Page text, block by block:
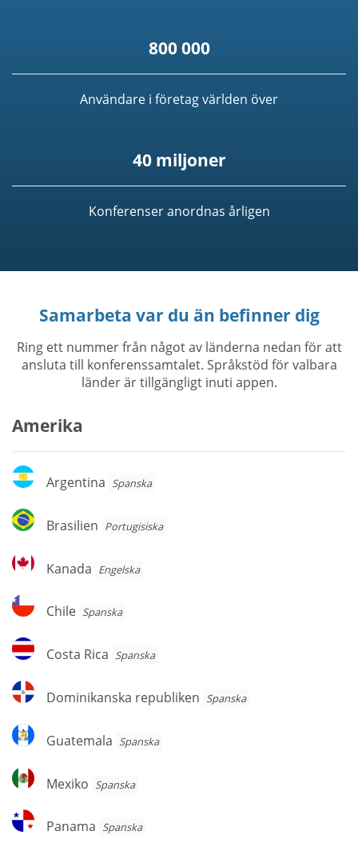
800 000
Användare i företag världen över
40 miljoner
Konferenser anordnas årligen
Samarbeta var du än befinner dig
Ring ett nummer från något av länderna nedan för att
ansluta till konferenssamtalet. Språkstöd för valbara
länder är tillgängligt inuti appen.
Amerika
Argentina
Argentina Spanska
Brasilien
Brasilien Portugisiska
Kanada
Kanada Engelska
Chile
Chile Spanska
Costa
Rica
Costa Rica Spanska
Dominikanska
republiken
Dominikanska republiken Spanska
Guatemala
Guatemala Spanska
Mexiko
Mexiko Spanska
Panama
Panama Spanska